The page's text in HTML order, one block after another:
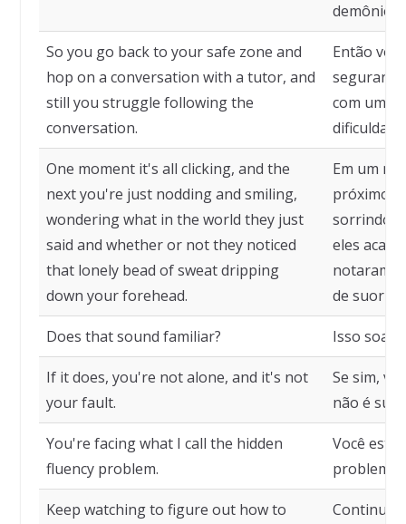
demônio.
So you go back to your safe zone and
hop on a conversation with a tutor, and
still you struggle following the
conversation.
Então
com um
One moment it's all clicking, and the
next you're just nodding and smiling,
wondering what in the world they just
said and whether or not they noticed
that lonely bead of sweat dripping
down your forehead.
Em um
próximo
sorrindo,
eles
notaram
de suor
Does that sound familiar? Isso soa
If it does, you're not alone, and it's not
your fault.
Se sim,
não é sua.
You're facing what I call the hidden
fluency problem.
Você está
problema
Keep watching to figure out how to
Continue